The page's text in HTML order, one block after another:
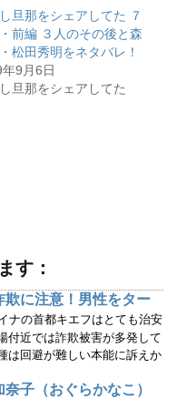
旦那をシェアしてた ７
前編 ３人のその後と森
松田秀明をネタバレ！
9月6日
旦那をシェアしてた
す：
欺に注意！男性をター
ナの首都キエフはとても治安
付近では詐欺被害が多発して
は回避が難しい本能に訴えか
子（おぐらかなこ）